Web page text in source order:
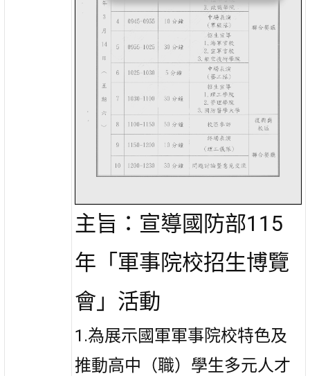
主旨：宣導國防部115
年「軍事院校招生博覽
會」活動
1.為展示國軍軍事院校特色及
推動高中（職）學生多元人才